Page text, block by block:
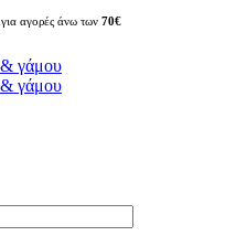
για αγορές άνω των 70€